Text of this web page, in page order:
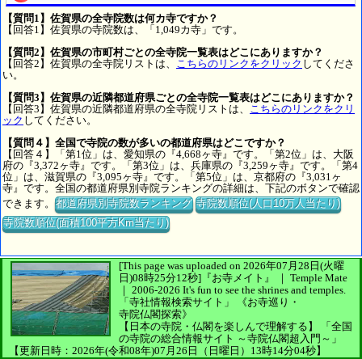
【質問1】佐賀県の全寺院数は何カ寺ですか？
【回答1】佐賀県の寺院数は、「1,049カ寺」です。
【質問2】佐賀県の市町村ごとの全寺院一覧表はどこにありますか？
【回答2】佐賀県の全寺院リストは、
こちらのリンクをクリック してくださ
い。
【質問3】佐賀県の近隣都道府県ごとの全寺院一覧表はどこにありますか？
【回答3】佐賀県の近隣都道府県の全寺院リストは、
こちらのリンクをクリ
ック してください。
【質問４】全国で寺院の数が多いの都道府県はどこですか？
【回答４】「第1位」は、愛知県の『4,668ヶ寺』です。「第2位」は、大阪
府の『3,372ヶ寺』です。「第3位」は、兵庫県の『3,259ヶ寺』です。「第4
位」は、滋賀県の『3,095ヶ寺』です。「第5位」は、京都府の『3,031ヶ
寺』です。全国の都道府県別寺院ランキングの詳細は、下記のボタンで確認
できます。都道府県別寺院数ランキング 寺院数順位(人口10万人当たり)
寺院数順位(面積100平方Km当たり)
[This page was uploaded on 2026年07月28日(火曜
日)08時25分12秒] 『お寺メイト』 ｜ Temple Mate
｜ 2006-2026 It's fun to see the shrines and temples.
「寺社情報検索サイト」
《お寺巡り・
寺院仏閣探索》
【日本の寺院・仏閣を楽しんで理解する】
「全国
の寺院の総合情報サイト ～寺院仏閣超入門～」
【更新日時：2026年(令和08年)07月26日（日曜日）13時14分04秒】